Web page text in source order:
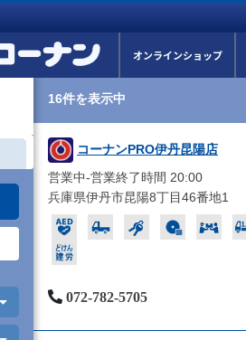
オンラインショップ
16件を表示中
コーナンPRO伊丹昆陽店
営業中-営業終了時間 20:00
兵庫県伊丹市昆陽8丁目46番地1
072-782-5705